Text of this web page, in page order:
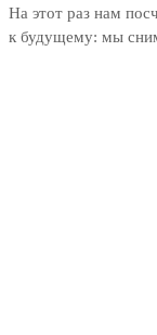
На этот раз нам
к будущему: мы